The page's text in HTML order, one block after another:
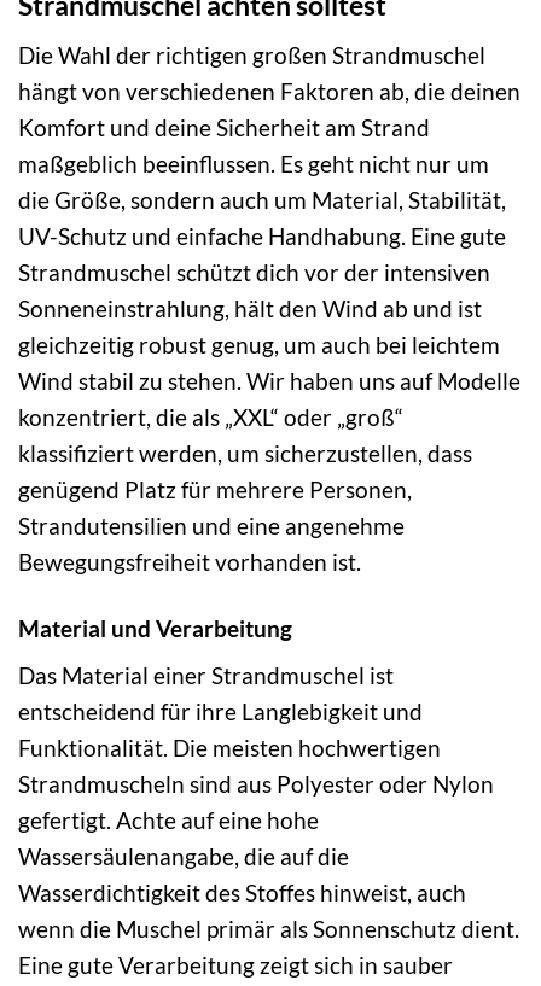
Die Wahl der richtigen großen Strandmuschel
hängt von verschiedenen Faktoren ab, die deinen
Komfort und deine Sicherheit am Strand
maßgeblich beeinflussen. Es geht nicht nur um
die Größe, sondern auch um Material, Stabilität,
UV-Schutz und einfache Handhabung. Eine gute
Strandmuschel schützt dich vor der intensiven
Sonneneinstrahlung, hält den Wind ab und ist
gleichzeitig robust genug, um auch bei leichtem
Wind stabil zu stehen. Wir haben uns auf Modelle
konzentriert, die als „XXL“ oder „groß“
klassifiziert werden, um sicherzustellen, dass
genügend Platz für mehrere Personen,
Strandutensilien und eine angenehme
Bewegungsfreiheit vorhanden ist.
Material und Verarbeitung
Das Material einer Strandmuschel ist
entscheidend für ihre Langlebigkeit und
Funktionalität. Die meisten hochwertigen
Strandmuscheln sind aus Polyester oder Nylon
gefertigt. Achte auf eine hohe
Wassersäulenangabe, die auf die
Wasserdichtigkeit des Stoffes hinweist, auch
wenn die Muschel primär als Sonnenschutz dient.
Eine gute Verarbeitung zeigt sich in sauber